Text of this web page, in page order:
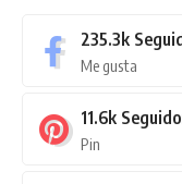
235.3k
Me gusta
11.6k
Pin